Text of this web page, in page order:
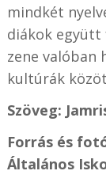
mindkét
diákok együtt
zene valóban
kultúrák
Szöveg:
Forrás és
Általános